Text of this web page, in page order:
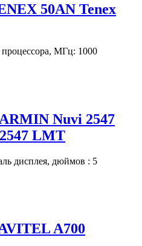
50AN Tenex
процессора, МГц: 1000
Nuvi 2547
LMT
дисплея, дюймов : 5
A700